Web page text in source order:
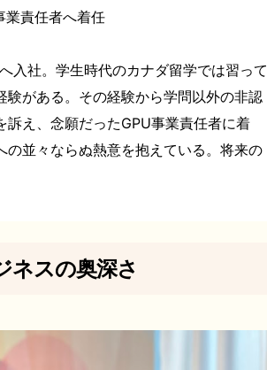
責任者へ着任
入社。学生時代のカナダ留学では習って
験がある。その経験から学問以外の非認
訴え、念願だったGPU事業責任者に着
の並々ならぬ熱意を抱えている。将来の
ネスの奥深さ